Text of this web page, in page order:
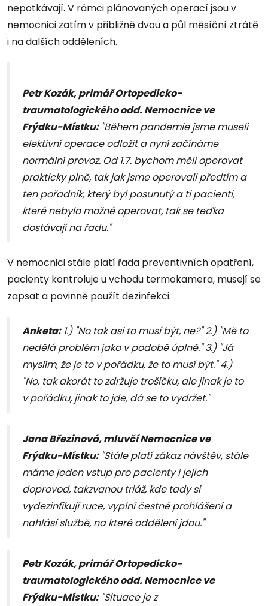
nepotkávají. V rámci plánovaných operací jsou v
nemocnici zatím v přibližně dvou a půl měsíční ztrátě
i na dalších odděleních.
Petr Kozák, primář Ortopedicko-
traumatologického odd. Nemocnice ve
Frýdku-Místku:"Během pandemie jsme museli
elektivní operace odložit a nyní začínáme
normální provoz. Od 1.7. bychom měli operovat
prakticky plně, tak jak jsme operovali předtím a
ten pořadník, který byl posunutý a ti pacienti,
které nebylo možné operovat, tak se teďka
dostávají na řadu."
V nemocnici stále platí řada preventivních opatření,
pacienty kontroluje u vchodu termokamera, musejí se
zapsat a povinně použít dezinfekci.
Anketa:1.) "No tak asi to musí být, ne?" 2.) "Mě to
nedělá problém jako v podobě úplně." 3.) "Já
myslím, že je to v pořádku, že to musí být." 4.)
"No, tak akorát to zdržuje trošičku, ale jinak je to
v pořádku, jinak to jde, dá se to vydržet."
Jana Březinová, mluvčí Nemocnice ve
Frýdku-Místku:"Stále platí zákaz návštěv, stále
máme jeden vstup pro pacienty i jejich
doprovod, takzvanou triáž, kde tady si
vydezinfikují ruce, vyplní čestné prohlášení a
nahlásí službě, na které oddělení jdou."
Petr Kozák, primář Ortopedicko-
traumatologického odd. Nemocnice ve
Frýdku-Místku:"Situace je z